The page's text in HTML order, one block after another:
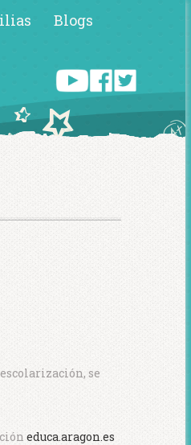
Blogs
se
educa.aragon.es